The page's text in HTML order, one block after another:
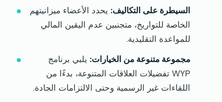
السيطرة على التكاليف: يحدد الأعضاء ميزانيتهم
الخاصة للتواريخ، متجنبين عدم اليقين المالي
للمواعدة التقليدية.
مجموعة متنوعة من الخيارات: يلبي برنامج
WYP تفضيلات العلاقات المتنوعة، بدءًا من
اللقاءات غير الرسمية وحتى الالتزامات الجادة.